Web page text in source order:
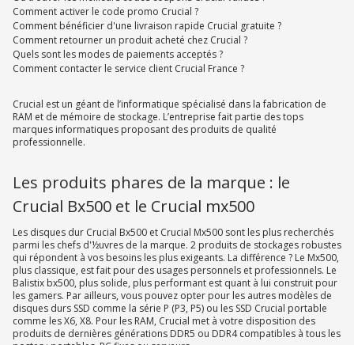
Comment activer le code promo Crucial ?
Comment bénéficier d'une livraison rapide Crucial gratuite ?
Comment retourner un produit acheté chez Crucial ?
Quels sont les modes de paiements acceptés ?
Comment contacter le service client Crucial France ?
Crucial est un géant de l’informatique spécialisé dans la fabrication de
RAM et de mémoire de stockage. L’entreprise fait partie des tops
marques informatiques proposant des produits de qualité
professionnelle.
Les produits phares de la marque : le
Crucial Bx500 et le Crucial mx500
Les disques dur Crucial Bx500 et Crucial Mx500 sont les plus recherchés
parmi les chefs d'½uvres de la marque. 2 produits de stockages robustes
qui répondent à vos besoins les plus exigeants. La différence ? Le Mx500,
plus classique, est fait pour des usages personnels et professionnels. Le
Balistix bx500, plus solide, plus performant est quant à lui construit pour
les gamers. Par ailleurs, vous pouvez opter pour les autres modèles de
disques durs SSD comme la série P (P3, P5) ou les SSD Crucial portable
comme les X6, X8. Pour les RAM, Crucial met à votre disposition des
produits de dernières générations DDR5 ou DDR4 compatibles à tous les